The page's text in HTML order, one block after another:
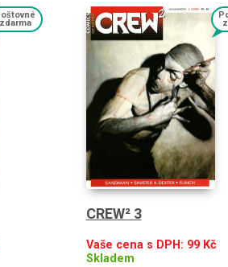
zdarma
CREW² 3
Vaše cena s DPH: 99Kč
Skladem